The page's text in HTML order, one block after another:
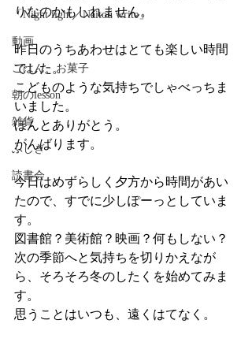
「Night light／Naitou write」
動画
ごはん、お菓子
朝のlesson
雑貨
ふしぎ
読書会
りなのかもしれません。
昨日のうちあわせはとても楽しい時間
でした。
こどものような気持ちでしゃべっちま
いました。
ほんとありがとう。
がんばります。
今日はめずらしく夕方から時間があい
たので、すでに少しぽーっとしていま
す。
図書館？美術館？映画？何もしない？
次の季節へと気持ちを切りかえなが
ら、そろそろ冬のしたくを始めてみま
す。
思うことはいつも、遠くはてなく。